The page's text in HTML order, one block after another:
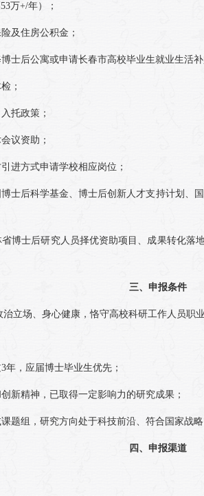
万+/年）；
及住房公积金；
士后公寓或申请长春市高校毕业生就业生活补
；
托政策；
议资助；
进方式申请学校相应岗位；
士后科学基金、博士后创新人才支持计划、
博士后研究人员择优资助项目、成果转化落
三、申报条件
立场、身心健康，恪守高校科研工作人员职
年，应届博士毕业生优先；
新精神，已取得一定影响力的研究成果；
题组，研究方向处于科技前沿、符合国家战略
四、申报渠道